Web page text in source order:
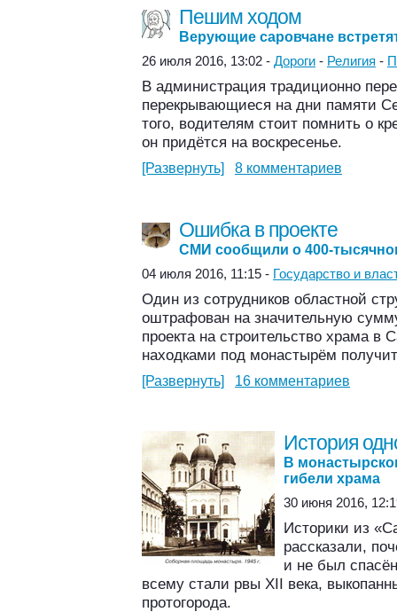
Пешим ходом
Верующие саровчане
26 июля 2016, 13:02 - Дороги - Религия -
В администрация традиционно
перекрывающиеся на дни памяти
того, водителям стоит помнить о
он придётся на воскресенье.
[Развернуть] 8 комментариев
Ошибка в проекте
СМИ сообщили о 400-
04 июля 2016, 11:15 - Государство и
Один из сотрудников областной
оштрафован на значительную
проекта на строительство храма
находками под монастырём
[Развернуть] 16 комментариев
История
В
гибели храма
30 июня 2016,
Историки из
рассказали,
и не был
всему стали рвы XII века,
протогорода.